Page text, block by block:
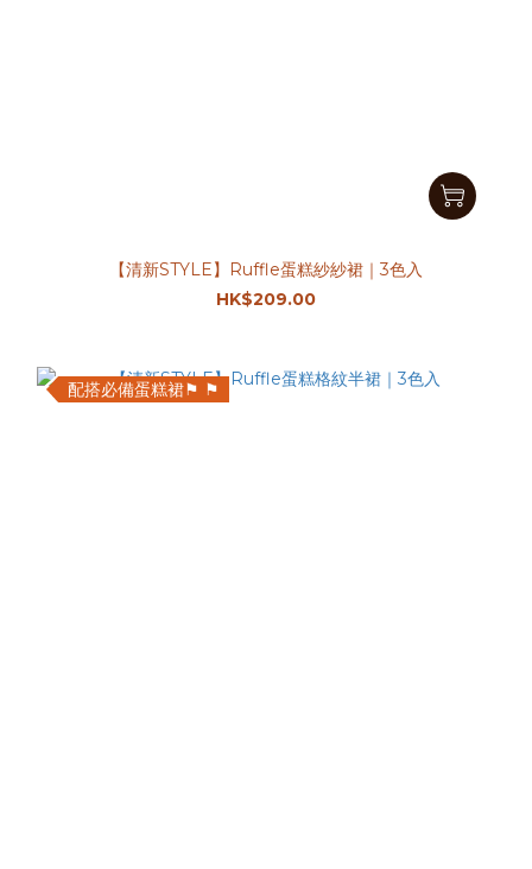
【清新STYLE】Ruffle蛋糕紗紗裙｜3色入
HK$209.00
配搭必備蛋糕裙⚑ ⚑